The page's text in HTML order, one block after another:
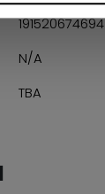
191520674694
N/A
TBA